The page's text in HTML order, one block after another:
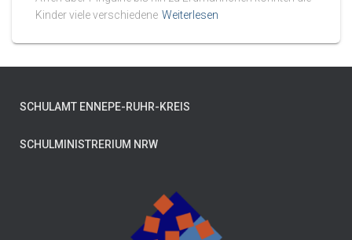
Kinder viele verschiedene Weiterlesen
SCHULAMT ENNEPE-RUHR-KREIS
SCHULMINISTRERIUM NRW